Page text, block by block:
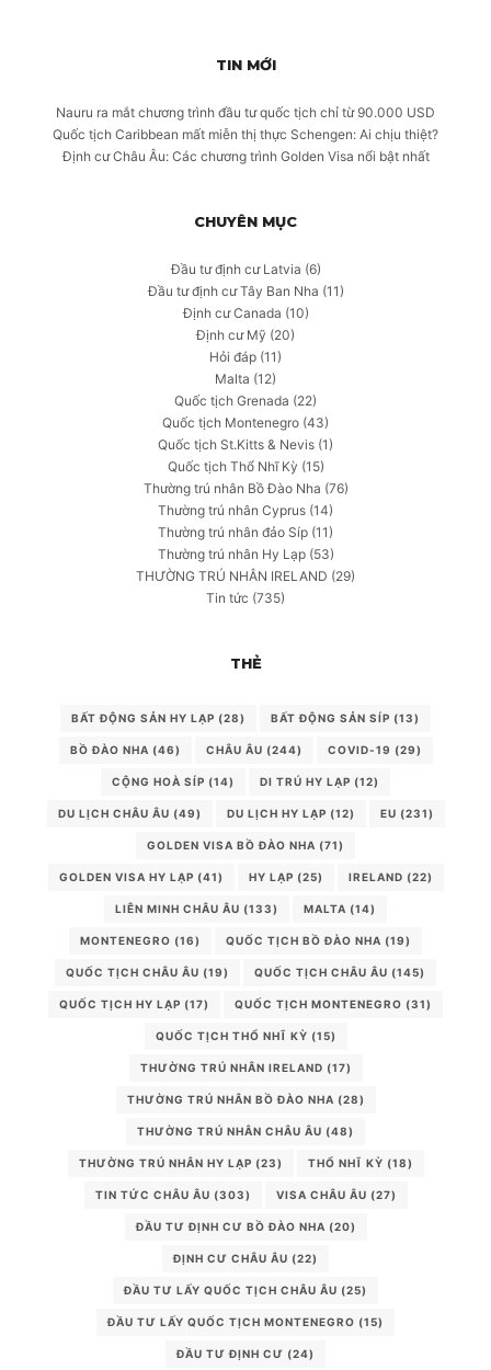
TIN MỚI
Nauru ra mắt chương trình đầu tư quốc tịch chỉ từ 90.000 USD
Quốc tịch Caribbean mất miễn thị thực Schengen: Ai chịu thiệt?
Định cư Châu Âu: Các chương trình Golden Visa nổi bật nhất
CHUYÊN MỤC
Đầu tư định cư Latvia (6)
Đầu tư định cư Tây Ban Nha (11)
Định cư Canada (10)
Định cư Mỹ (20)
Hỏi đáp (11)
Malta (12)
Quốc tịch Grenada (22)
Quốc tịch Montenegro (43)
Quốc tịch St.Kitts & Nevis (1)
Quốc tịch Thổ Nhĩ Kỳ (15)
Thường trú nhân Bồ Đào Nha (76)
Thường trú nhân Cyprus (14)
Thường trú nhân đảo Síp (11)
Thường trú nhân Hy Lạp(53)
THƯỜNG TRÚ NHÂN IRELAND (29)
Tin tức (735)
THẺ
BẤT ĐỘNG SẢN HY LẠP (28) BẤT ĐỘNG SẢN SÍP (13)
BỒ ĐÀO NHA (46) CHÂU ÂU (244) COVID-19 (29)
CỘNG HOÀ SÍP (14) DI TRÚ HY LẠP (12)
DU LỊCH CHÂU ÂU (49) DU LỊCH HY LẠP (12) EU (231)
GOLDEN VISA BỒ ĐÀO NHA (71)
GOLDEN VISA HY LẠP (41) HY LẠP (25) IRELAND (22)
LIÊN MINH CHÂU ÂU (133) MALTA (14)
MONTENEGRO (16) QUỐC TỊCH BỒ ĐÀO NHA (19)
QUỐC TỊCH CHÂU ÂU (19) QUỐC TỊCH CHÂU ÂU (145)
QUỐC TỊCH HY LẠP (17) QUỐC TỊCH MONTENEGRO (31)
QUỐC TỊCH THỔ NHĨ KỲ (15)
THƯỜNG TRÚ NHÂN IRELAND (17)
THƯỜNG TRÚ NHÂN BỒ ĐÀO NHA (28)
THƯỜNG TRÚ NHÂN CHÂU ÂU (48)
THƯỜNG TRÚ NHÂN HY LẠP (23) THỔ NHĨ KỲ (18)
TIN TỨC CHÂU ÂU (303) VISA CHÂU ÂU (27)
ĐẦU TƯ ĐỊNH CƯ BỒ ĐÀO NHA (20)
ĐỊNH CƯ CHÂU ÂU (22)
ĐẦU TƯ LẤY QUỐC TỊCH CHÂU ÂU (25)
ĐẦU TƯ LẤY QUỐC TỊCH MONTENEGRO (15)
ĐẦU TƯ ĐỊNH CƯ (24)